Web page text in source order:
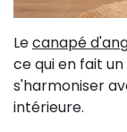
Lecanapé
ce qui en fait
s'harmoniser
intérieure.